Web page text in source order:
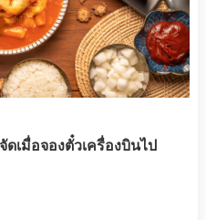
ดเมื่อจองตั๋วเครื่องบินไป